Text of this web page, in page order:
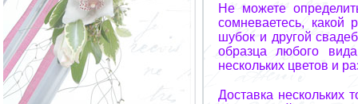
Не можете
сомневаетесь, какой
шубок и другой
образца любого
нескольких цветов и
Доставка нескольких